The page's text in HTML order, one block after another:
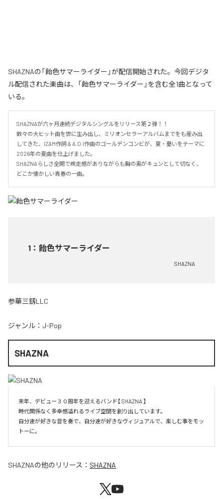
SHAZNAの「飴色サマーライダー」が配信開始された。今回デジタ
ル配信された楽曲は、「飴色サマーライダー」を含む全1曲となって
いる。
SHAZNAが六ヶ月連続デジタルシングルをリリース第２弾！！
数々の大ヒット曲を世に生み出し、ミリオンセラーアルバムまでをも産み出
してきた、IZAM作詞 & A.O.I作曲のゴールデンコンビが、夏・憂いをテーマに
2026年の夏曲を仕上げました。
SHAZNAらしさ全開で疾走感がありながらも胸の奥がキュンとして切なく、
どこか懐かしい青春の一曲。
1 ： 飴色サマーライダー
SHAZNA
参華三釼LLC
ジャンル： J-Pop
SHAZNA
来年、デビュー３０周年を迎えるバンド【 SHAZNA 】
時代関係なく多幸感溢れるライブ空間を創り出しています。
自分達が好きな音を奏で、自分達が好きなヴィジュアルで、楽しむ事をモッ
SHAZNAの他のリリース： SHAZNA